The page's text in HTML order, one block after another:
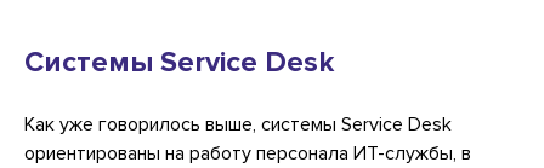
Системы Service Desk
Как уже говорилось выше, системы Service Desk
ориентированы на работу персонала ИТ-службы, в